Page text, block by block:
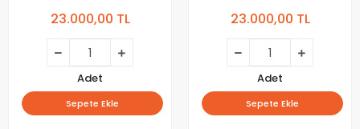
23.000,00 TL
Adet
Sepete Ekle
23.000,00 TL
Adet
Sepete Ekle